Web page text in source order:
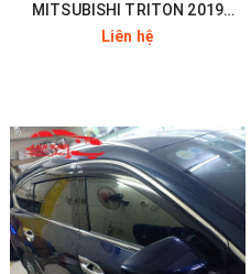
MITSUBISHI TRITON 2019
THÁI
Liên hệ